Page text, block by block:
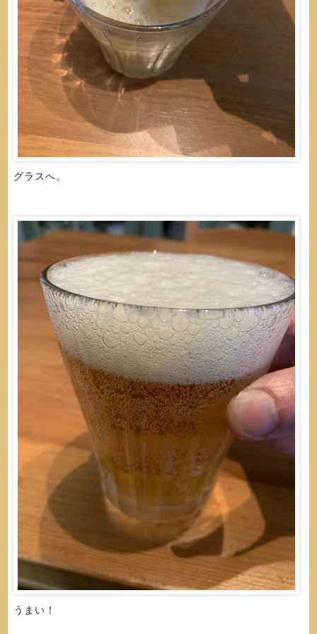
グラスへ。
うまい！